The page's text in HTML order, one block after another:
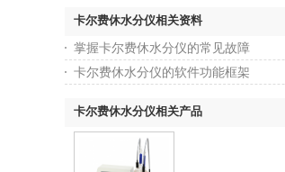
卡尔费休水分仪相关资料
掌握卡尔费休水分仪的常见故障
卡尔费休水分仪的软件功能框架
卡尔费休水分仪相关产品